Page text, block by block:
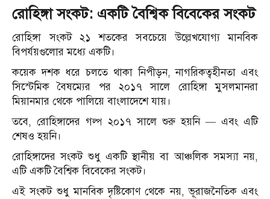
রোহিঙ্গা সংকট: একটি বৈশ্বিক বিবেকের সংকট
রোহিঙ্গা সংকট ২১ শতকের সবচেয়ে উল্লেখযোগ্য মানবিক
বিপর্যয়গুলোর মধ্যে একটি।
কয়েক দশক ধরে চলতে থাকা নিপীড়ন, নাগরিকত্বহীনতা এবং
সিস্টেমিক বৈষম্যের পর ২০১৭ সালে রোহিঙ্গা মুসলমানরা
মিয়ানমার থেকে পালিয়ে বাংলাদেশে যায়।
তবে, রোহিঙ্গাদের গল্প ২০১৭ সালে শুরু হয়নি — এবং এটি
শেষও হয়নি।
রোহিঙ্গাদের সংকট শুধু একটি স্থানীয় বা আঞ্চলিক সমস্যা নয়,
এটি একটি বৈশ্বিক বিবেকের সংকট।
এই সংকট শুধু মানবিক দৃষ্টিকোণ থেকে নয়, ভূরাজনৈতিক এবং